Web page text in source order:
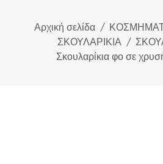
Αρχική σελίδα
ΣΚΟΥΛΑΡΙΚΙΑ
Σκουλαρίκια φο σε